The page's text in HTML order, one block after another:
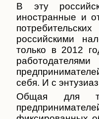
В эту
иностранные и
российскими
только в 2012
себя. И с
Общая для